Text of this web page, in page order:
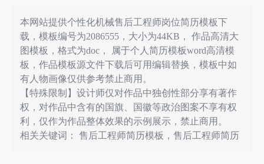
本网站提供个性化机械售后工程师岗位简历模板下
载，模板编号为2086555，大小为44KB， 作品高清大
图模板，格式为doc， 属于个人简历模板word高清模
板，作品模板源文件下载后可用编辑替换，模板中如
有人物画像仅供参考禁止商用。
【特殊限制】设计师仅对作品中独创性部分享有著作
权，对作品中含有的国旗、国徽等政治图案不享有权
利，仅作为作品整体效果的示例展示，禁止商用。
相关关键词： 售后工程师简历模板，售后工程师简历